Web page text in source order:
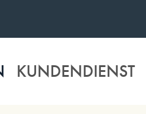
KUNDENDIENST